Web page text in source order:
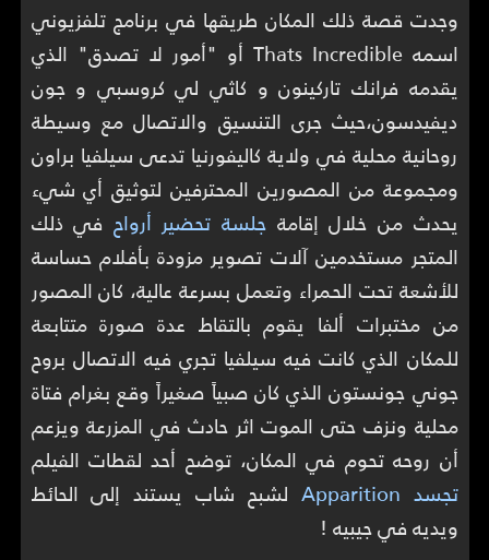
وجدت قصة ذلك المكان طريقها في برنامج تلفزيوني
اسمه Thats Incredible أو "أمور لا تصدق" الذي
يقدمه فرانك تاركينون و كاثي لي كروسبي و جون
ديفيدسون،حيث جرى التنسيق والاتصال مع وسيطة
روحانية محلية في ولاية كاليفورنيا تدعى سيلفيا براون
ومجموعة من المصورين المحترفين لتوثيق أي شيء
يحدث من خلال إقامة جلسة تحضير أرواح في ذلك
المتجر مستخدمين آلات تصوير مزودة بأفلام حساسة
للأشعة تحت الحمراء وتعمل بسرعة عالية، كان المصور
من مختبرات ألفا يقوم بالتقاط عدة صورة متتابعة
للمكان الذي كانت فيه سيلفيا تجري فيه الاتصال بروح
جوني جونستون الذي كان صبياً صغيراً وقع بغرام فتاة
محلية ونزف حتى الموت اثر حادث في المزرعة ويزعم
أن روحه تحوم في المكان، توضح أحد لقطات الفيلم
تجسد Apparition
لشبح شاب يستند إلى الحائط
ويديه في جيبيه !